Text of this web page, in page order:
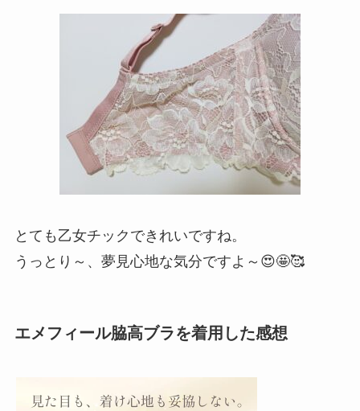
とても乙女チックできれいですね。
うっとり～、夢見心地な気分ですよ～😍🤩🥰
エメフィール脇高ブラを着用した感想